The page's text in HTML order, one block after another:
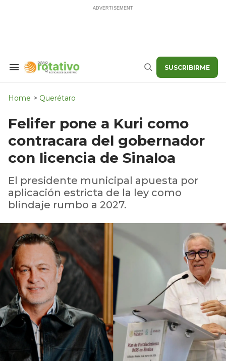
Search
Navigation
Buscar SUSCRIBIRME
Home > Querétaro
Felifer pone a Kuri como
contracara del gobernador
con licencia de Sinaloa
El presidente municipal apuesta por
aplicación estricta de la ley como
blindaje rumbo a 2027.